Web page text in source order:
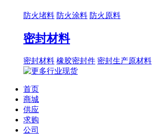
防火堵料 防火涂料 防火原料
密封材料
密封材料 橡胶密封件 密封生产原材料
首页
商城
供应
求购
公司